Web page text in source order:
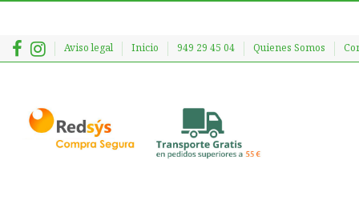
Aviso legal Inicio 949 29 45 04 Quienes Somos